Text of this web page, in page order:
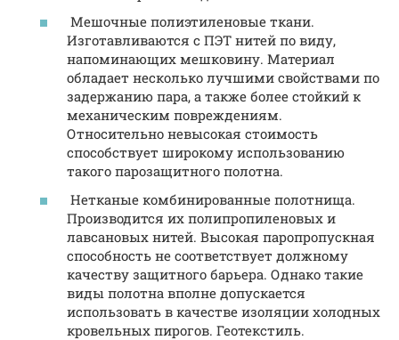
Мешочные полиэтиленовые ткани.
Изготавливаются с ПЭТ нитей по виду,
напоминающих мешковину. Материал
обладает несколько лучшими свойствами по
задержанию пара, а также более стойкий к
механическим повреждениям.
Относительно невысокая стоимость
способствует широкому использованию
такого парозащитного полотна.
Нетканые комбинированные полотнища.
Производится их полипропиленовых и
лавсановых нитей. Высокая паропропускная
способность не соответствует должному
качеству защитного барьера. Однако такие
виды полотна вполне допускается
использовать в качестве изоляции холодных
кровельных пирогов. Геотекстиль.